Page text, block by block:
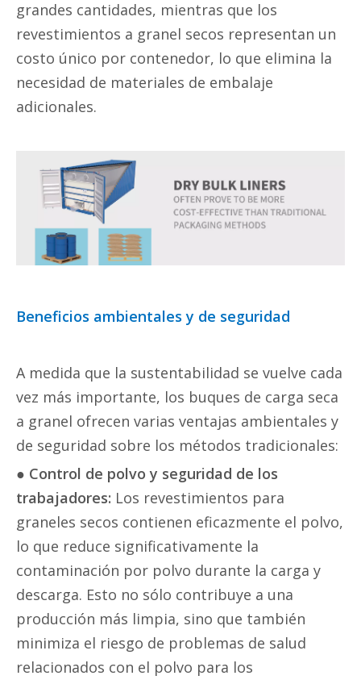
grandes cantidades, mientras que los
revestimientos a granel secos representan un
costo único por contenedor, lo que elimina la
necesidad de materiales de embalaje
adicionales.
Beneficios ambientales y de seguridad
A medida que la sustentabilidad se vuelve cada
vez más importante, los buques de carga seca
a granel ofrecen varias ventajas ambientales y
de seguridad sobre los métodos tradicionales:
● Control de polvo y seguridad de los
trabajadores: Los revestimientos para
graneles secos contienen eficazmente el polvo,
lo que reduce significativamente la
contaminación por polvo durante la carga y
descarga. Esto no sólo contribuye a una
producción más limpia, sino que también
minimiza el riesgo de problemas de salud
relacionados con el polvo para los